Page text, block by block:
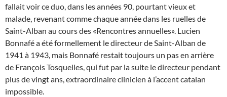
fallait voir ce duo, dans les années 90, pourtant vieux et
malade, revenant comme chaque année dans les ruelles de
Saint-Alban au cours des «Rencontres annuelles». Lucien
Bonnafé a été formellement le directeur de Saint-Alban de
1941 à 1943, mais Bonnafé restait toujours un pas en arrière
de François Tosquelles, qui fut par la suite le directeur pendant
plus de vingt ans, extraordinaire clinicien à l’accent catalan
impossible.